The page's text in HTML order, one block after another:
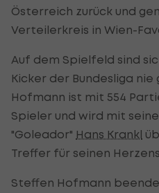
Österreich zurück und
Verteilerkreis in Wien-
Auf dem Spielfeld sind
Kicker der Bundesliga
Hofmann ist mit 554
Spieler und wird mit
"Goleador" Hans Krankl
Treffer für seinen
Steffen Hofmann